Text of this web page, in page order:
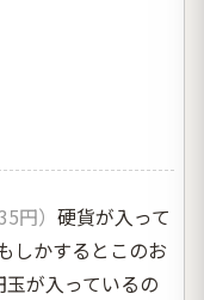
円） 硬貨が入って
しかするとこのお
が入っているの